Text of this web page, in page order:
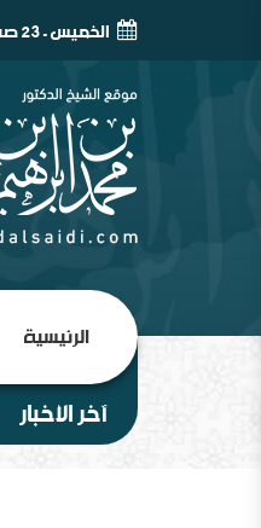
الخميس - 23 صفر 1448 هـ , 06 أغسطس 2026 م
الرئيسية
آخر الأخبار